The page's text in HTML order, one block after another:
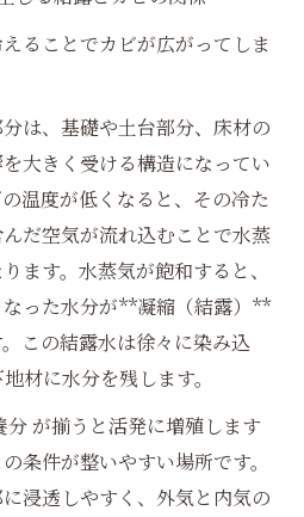
ることでカビが広がってしま
は、基礎や土台部分、床材の
大きく受ける構造になってい
温度が低くなると、その冷た
だ空気が流れ込むことで水蒸
ます。水蒸気が飽和すると、
った水分が**凝縮（結露）**
この結露水は徐々に染み込
材に水分を残します。
が揃うと活発に増殖します
条件が整いやすい場所です。
浸透しやすく、外気と内気の